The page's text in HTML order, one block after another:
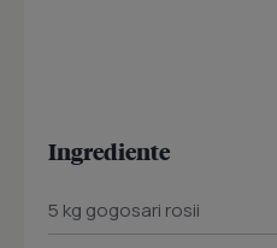
Ingrediente
5 kg gogosari rosii